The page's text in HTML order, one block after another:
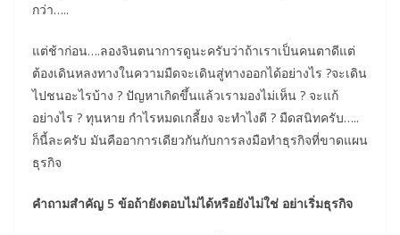
กว่า…..
แต่ช้าก่อน….ลองจินตนาการดูนะครับว่าถ้าเราเป็นคนตาดีแต่
ต้องเดินหลงทางในความมืดจะเดินสู่ทางออกได้อย่างไร ?จะเดิน
ไปชนอะไรบ้าง ? ปัญหาเกิดขึ้นแล้วเรามองไม่เห็น ? จะแก้
อย่างไร ? ทุนหาย กำไรหมดเกลี้ยง จะทำไงดี ? มืดสนิทครับ…..
ก็นี้ละครับ มันคืออาการเดียวกันกับการลงมือทำธุรกิจที่ขาดแผน
ธุรกิจ
คำถามสำคัญ 5 ข้อถ้ายังตอบไม่ได้หรือยังไม่ใช่ อย่าเริ่มธุรกิจ